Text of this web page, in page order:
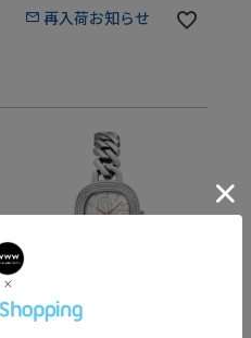
再入荷お知らせ